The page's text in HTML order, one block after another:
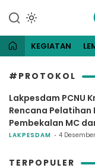
konten
KEGIATAN
#PROTOKOL
Lakpesdam PCNU
Rencana Pelatihan
Pembekalan MC
Probolinggo
LAKPESDAM 4
TERPOPULER